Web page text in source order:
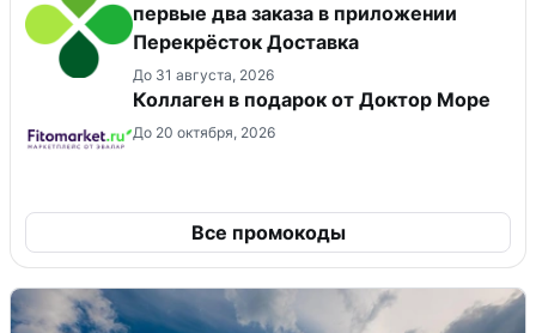
первые два заказа в приложении
Перекрёсток Доставка
До 31 августа, 2026
Коллаген в подарок от Доктор Море
До 20 октября, 2026
Все промокоды